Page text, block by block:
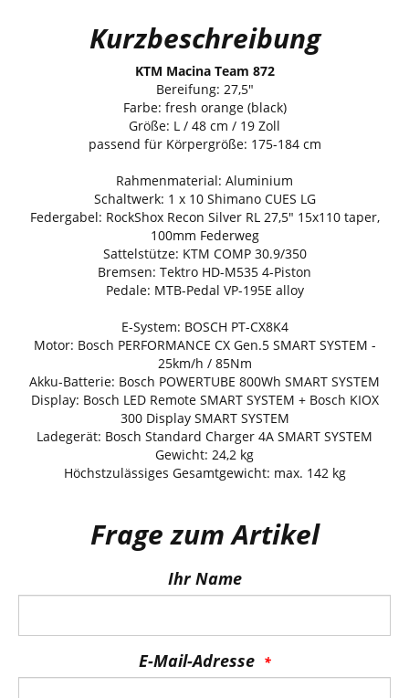
Kurzbeschreibung
KTM Macina Team 872
Bereifung: 27,5"
Farbe: fresh orange (black)
Größe: L / 48 cm / 19 Zoll
passend für Körpergröße: 175-184 cm
Rahmenmaterial: Aluminium
Schaltwerk: 1 x 10 Shimano CUES LG
Federgabel: RockShox Recon Silver RL 27,5" 15x110 taper,
100mm Federweg
Sattelstütze: KTM COMP 30.9/350
Bremsen: Tektro HD-M535 4-Piston
Pedale: MTB-Pedal VP-195E alloy
E-System: BOSCH PT-CX8K4
Motor: Bosch PERFORMANCE CX Gen.5 SMART SYSTEM -
25km/h / 85Nm
Akku-Batterie: Bosch POWERTUBE 800Wh SMART SYSTEM
Display: Bosch LED Remote SMART SYSTEM + Bosch KIOX
300 Display SMART SYSTEM
Ladegerät: Bosch Standard Charger 4A SMART SYSTEM
Gewicht: 24,2 kg
Höchstzulässiges Gesamtgewicht: max. 142 kg
Frage zum Artikel
Ihr Name
E-Mail-Adresse